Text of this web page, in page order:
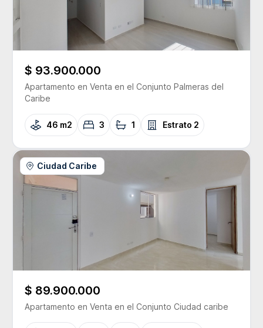
$ 93.900.000
Apartamento en Venta en el Conjunto Palmeras del
Caribe
46 m2 3 1 Estrato 2
Ciudad Caribe
$ 89.900.000
Apartamento en Venta en el Conjunto Ciudad caribe